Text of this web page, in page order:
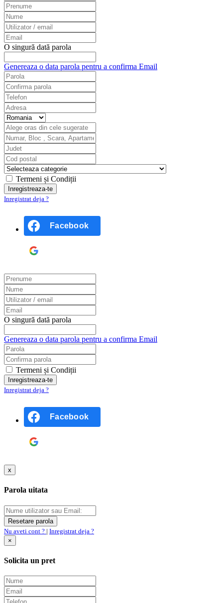
O singură dată parola
Genereaza o data parola pentru a confirma Email
Termeni și Condiții
Inregistrat deja ?
Facebook
O singură dată parola
Genereaza o data parola pentru a confirma Email
Termeni și Condiții
Inregistrat deja ?
Facebook
x
Parola uitata
Nu aveti cont ? | Inregistrat deja ?
×
Solicita un pret